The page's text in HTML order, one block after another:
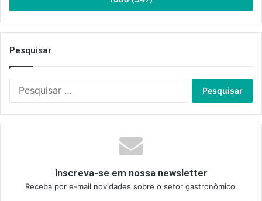
Pesquisar
Inscreva-se em nossa newsletter
Receba por e-mail novidades sobre o setor gastronômico.